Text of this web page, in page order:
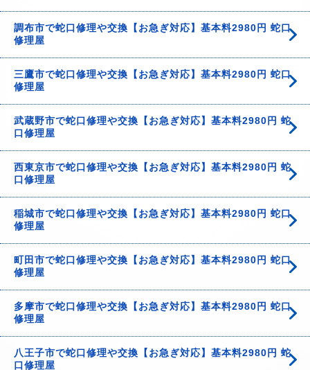
調布市で蛇口修理や交換【お急ぎ対応】基本料2980円 蛇口
修理屋
三鷹市で蛇口修理や交換【お急ぎ対応】基本料2980円 蛇口
修理屋
武蔵野市で蛇口修理や交換【お急ぎ対応】基本料2980円 蛇
口修理屋
西東京市で蛇口修理や交換【お急ぎ対応】基本料2980円 蛇
口修理屋
稲城市で蛇口修理や交換【お急ぎ対応】基本料2980円 蛇口
修理屋
町田市で蛇口修理や交換【お急ぎ対応】基本料2980円 蛇口
修理屋
多摩市で蛇口修理や交換【お急ぎ対応】基本料2980円 蛇口
修理屋
八王子市で蛇口修理や交換【お急ぎ対応】基本料2980円 蛇
口修理屋